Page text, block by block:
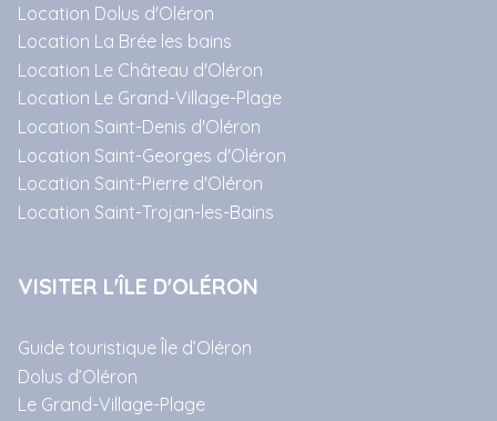
Location Dolus d'Oléron
Location La Brée les bains
Location Le Château d'Oléron
Location Le Grand-Village-Plage
Location Saint-Denis d'Oléron
Location Saint-Georges d'Oléron
Location Saint-Pierre d'Oléron
Location Saint-Trojan-les-Bains
VISITER L'ÎLE D'OLÉRON
Guide touristique Île d’Oléron
Dolus d’Oléron
Le Grand-Village-Plage